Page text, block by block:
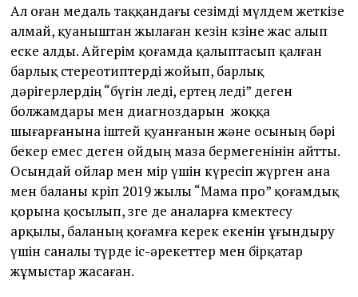
Ал оған медаль таққандағы сезімді мүлдем жеткізе
алмай, қуаныштан жылаған кезін көзіне жас алып
еске алды. Айгерім қоғамда қалыптасып қалған
барлық стереотиптерді жойып, барлық
дәрігерлердің “бүгін өледі, ертең өледі” деген
болжамдары мен диагноздарын жоққа
шығарғанына іштей қуанғанын және осының бәрі
бекер емес деген ойдың маза бермегенінін айтты.
Осындай ойлар мен өмір үшін күресіп жүрген ана
мен баланы көріп 2019 жылы “Мама про” қоғамдық
қорына қосылып, өзге де аналарға көмектесу
арқылы, баланың қоғамға керек екенін ұғындыру
үшін саналы түрде іс-әрекеттер мен бірқатар
жұмыстар жасаған.